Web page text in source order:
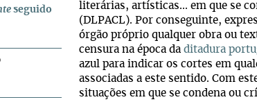
seguido
literárias, artísticas... em que se
(DLPACL). Por conseguinte,
órgão próprio qualquer obra ou
censura na época da ditadura
azul para indicar os cortes em
associadas a este sentido. Com
situações em que se condena ou